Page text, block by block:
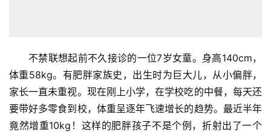
不禁联想起前不久接诊的一位7岁女童。身高140cm，
体重58kg。有肥胖家族史，出生时为巨大儿，从小偏胖，
家长一直未重视。现在刚上小学，在学校吃的中餐，每天还
要带好多零食到校，体重呈逐年飞速增长的趋势。最近半年
竟然增重10kg！这样的肥胖孩子不是个例，折射出了一个